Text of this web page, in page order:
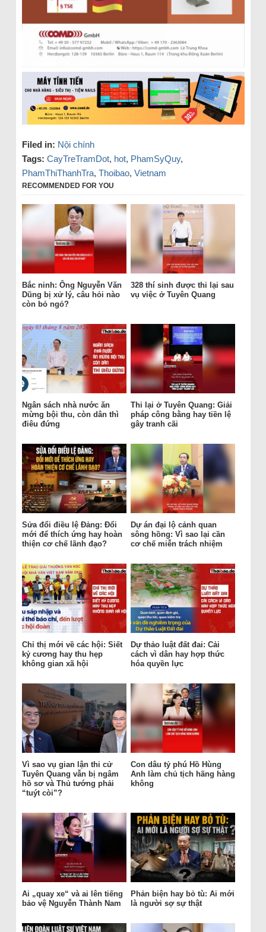
Filed in: Nội chính
Tags: CayTreTramDot, hot, PhamSyQuy,
PhamThiThanhTra, Thoibao, Vietnam
RECOMMENDED FOR YOU
Bắc ninh: Ông Nguyễn Văn
Dũng bị xử lý, câu hỏi nào
còn bỏ ngỏ?
328 thí sinh được thi lại sau
vụ việc ở Tuyên Quang
Ngân sách nhà nước ăn
mừng bội thu, còn dân thì
điêu đứng
Thi lại ở Tuyên Quang: Giải
pháp công bằng hay tiền lệ
gây tranh cãi
Sửa đổi điều lệ Đảng: Đổi
mới để thích ứng hay hoàn
thiện cơ chế lãnh đạo?
Dự án đại lộ cảnh quan
sông hồng: Vì sao lại cần
cơ chế miễn trách nhiệm
Chỉ thị mới về các hội: Siết
kỷ cương hay thu hẹp
không gian xã hội
Dự thảo luật đất đai: Cải
cách vì dân hay hợp thức
hóa quyền lực
Vì sao vụ gian lận thi cử
Tuyên Quang vẫn bị ngâm
hồ sơ và Thủ tướng phải
“tuýt còi”?
Con dâu tỷ phú Hồ Hùng
Anh làm chủ tịch hãng hàng
không
Ai „quay xe“ và ai lên tiếng
bảo vệ Nguyễn Thành Nam
Phản biện hay bỏ tù: Ai mới
là người sợ sự thật